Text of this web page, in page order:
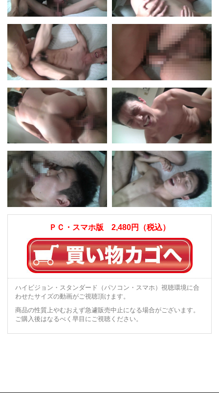
ＰＣ・スマホ版 2,480円（税込）
ハイビジョン・スタンダード（パソコン・スマホ）視聴環境に合
わせたサイズの動画がご視聴頂けます。
商品の性質上やむおえず急遽販売中止になる場合がございます。
ご購入後はなるべく早目にご視聴ください。